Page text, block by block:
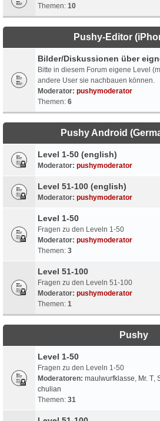
Themen: 10
Pushy-Editor
Bilder/Diskussionen über
Bitte in diesem Forum eigene Level
andere User sie nachbauen können.
Moderator: pushymoderator
Themen: 6
Pushy Android
Level 1-50 (english)
Moderator: pushymoderator
Level 51-100 (english)
Moderator: pushymoderator
Level 1-50
Fragen zu den Leveln 1-50
Moderator: pushymoderator
Themen: 3
Level 51-100
Fragen zu den Leveln 51-100
Moderator: pushymoderator
Themen: 1
Pushy
Level 1-50
Fragen zu den Leveln 1-50
Moderatoren: maulwurfklasse, Mr. T,
chulian
Themen: 31